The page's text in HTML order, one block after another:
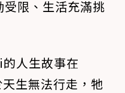
限、生活充滿挑
人生故事在
生無法行走，牠